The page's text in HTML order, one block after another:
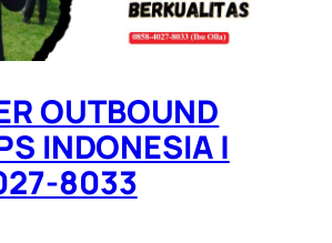
OUTBOUND
INDONESIA |
8033